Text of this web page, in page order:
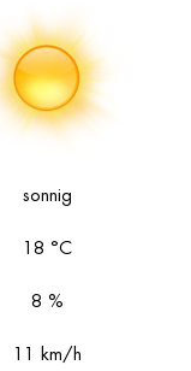
sonnig
18 °C
8 %
11 km/h